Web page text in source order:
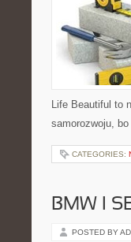
Life Beautiful to
samorozwoju,
CATEGORIES:
BMW I
POSTED BY